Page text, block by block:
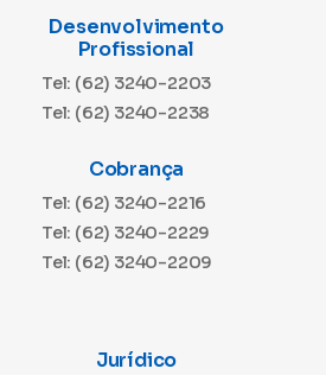
Desenvolvimento
Profissional
Tel: (62) 3240-2203
Tel: (62) 3240-2238
Cobrança
Tel: (62) 3240-2216
Tel: (62) 3240-2229
Tel: (62) 3240-2209
Jurídico